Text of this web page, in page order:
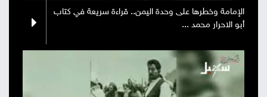
الإمامة وخطرها على وحدة اليمن.. قراءة سريعة في كتاب
أبو الاحرار محمد ...